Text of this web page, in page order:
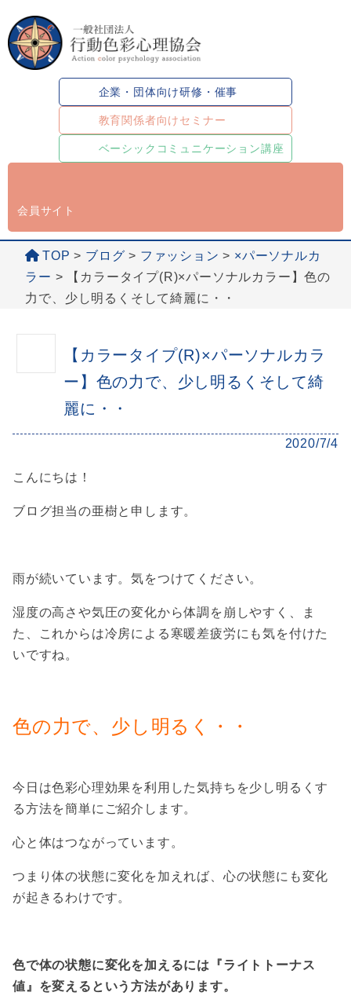
企業・団体向け研修・催事
教育関係者向けセミナー
ベーシックコミュニケーション講座
会員サイト
TOP > ブログ > ファッション > ×パーソナルカ
ラー >
【カラータイプ(R)×パーソナルカラー】色の
力で、少し明るくそして綺麗に・・
【カラータイプ(R)×パーソナルカラ
ー】色の力で、少し明るくそして綺
麗に・・
2020/7/4
こんにちは！
ブログ担当の亜樹と申します。
雨が続いています。気をつけてください。
湿度の高さや気圧の変化から体調を崩しやすく、ま
た、これからは冷房による寒暖差疲労にも気を付けた
いですね。
色の力で、 少し明るく・・
今日は色彩心理効果を利用した気持ちを少し明るくす
る方法を簡単にご紹介します。
心と体はつながっています。
つまり体の状態に変化を加えれば、心の状態にも変化
が起きるわけです。
色で体の状態に変化を加えるには『ライトトーナス
値』を変えるという方法があります。